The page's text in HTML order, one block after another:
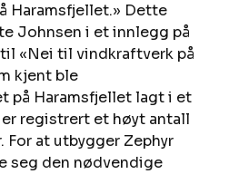
Haramsfjellet.» Dette
Johnsen i et innlegg på
«Nei til vindkraftverk på
kjent ble
på Haramsfjellet lagt i et
registrert et høyt antall
at utbygger Zephyr
seg den nødvendige